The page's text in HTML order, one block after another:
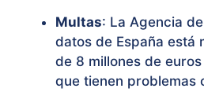
Multas: La Agencia
datos de España está
de 8 millones de
que tienen problemas